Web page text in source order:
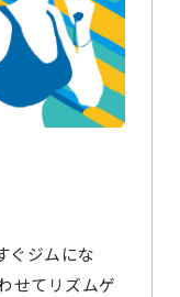
ぐジムにな
せてリズムゲ